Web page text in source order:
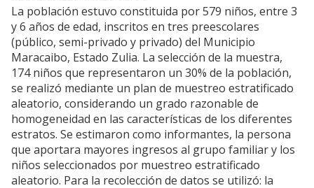
La población estuvo constituida por 579 niños, entre 3
y 6 años de edad, inscritos en tres preescolares
(público, semi-privado y privado) del Municipio
Maracaibo, Estado Zulia. La selección de la muestra,
174 niños que representaron un 30% de la población,
se realizó mediante un plan de muestreo estratificado
aleatorio, considerando un grado razonable de
homogeneidad en las características de los diferentes
estratos. Se estimaron como informantes, la persona
que aportara mayores ingresos al grupo familiar y los
niños seleccionados por muestreo estratificado
aleatorio. Para la recolección de datos se utilizó: la